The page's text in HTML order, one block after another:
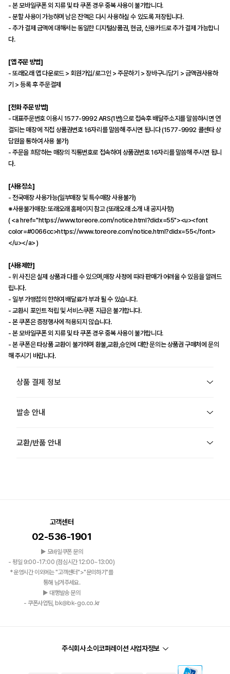
- 본 모바일쿠폰 외 지류 및 타 쿠폰 경우 중복 사용이 불가합니다.
- 분할 사용이 가능하며 남은 잔액은 다시 사용하실 수 있도록 저장됩니다.
- 추가 결제 금액에 대해서는 동일한 디지털상품권, 현금, 신용카드로 추가 결제 가능합니
다.
[앱 주문 방법]
- 또래오래 앱 다운로드 > 회원가입/로그인 > 주문하기 > 장바구니담기 > 금액권사용하
기 > 등록 후 주문결제
[전화 주문 방법]
- 대표주문번호 이용시 1577-9992 ARS(1번)으로 접속후 배달주소지를 말씀하시면 연
결되는 매장에 직접 상품권번호 16자리를 말씀해 주시면 됩니다 (1577-9992 콜센타 상
담원을 통하여 사용 불가)
- 주문을 희망하는 매장의 직통번호로 접속하여 상품권번호 16자리를 말씀해 주시면 됩니
다.
[사용장소]
- 전국매장 사용가능(일부매장 및 특수매장 사용불가)
※사용불가매장: 또래오래 홈페이지 참고 (또래오래 소개 내 공지사항)
( <a href="https://www.toreore.com/notice.html?didx=55"><u><font
color=#0066cc>https://www.toreore.com/notice.html?didx=55</font>
</u></a> )
[사용제한]
- 위 사진은 실제 상품과 다를 수 있으며,매장 사정에 따라 판매가 어려울 수 있음을 알려드
립니다.
- 일부 가맹점의 한하여 배달료가 부과 될 수 있습니다.
- 교환시 포인트 적립 및 서비스쿠폰 지급은 불가합니다.
- 본 쿠폰은 증정행사에 적용되지 않습니다.
- 본 모바일쿠폰 외 지류 및 타 쿠폰 경우 중복 사용이 불가합니다.
- 본 쿠폰은 타상품 교환이 불가하며 환불,교환,승인에 대한 문의는 상품권 구매처에 문의
해 주시기 바랍니다.
상품 결제 정보
발송 안내
교환/반품 안내
고객센터
02-536-1901
▶ 모바일쿠폰 문의
- 평일 9:00-17:00 (점심시간 12:00~13:00)
*운영시간 이외에는 "고객센터">"문의하기"를
통해 남겨주세요.
▶ 대행발송 문의
- 쿠폰사업팀, bk@bk-go.co.kr
주식회사 소이코퍼레이션 사업자정보